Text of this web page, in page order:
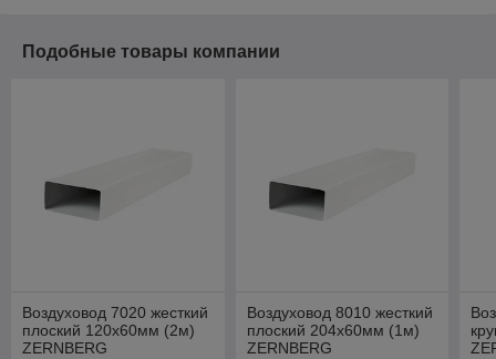
Подобные товары компании
Воздуховод 7020 жесткий
плоский 120х60мм (2м)
ZERNBERG
Воздуховод 8010 жесткий
плоский 204х60мм (1м)
ZERNBERG